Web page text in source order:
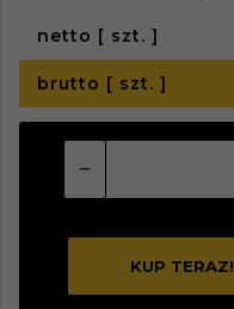
netto [ szt. ]
brutto [ szt. ]
KUP TERAZ!